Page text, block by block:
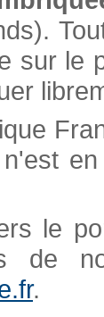
sur
le
de
.